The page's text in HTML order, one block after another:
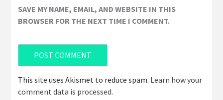
SAVE MY NAME, EMAIL, AND WEBSITE IN THIS
BROWSER FOR THE NEXT TIME I COMMENT.
This site uses Akismet to reduce spam. Learn how your
comment data is processed.